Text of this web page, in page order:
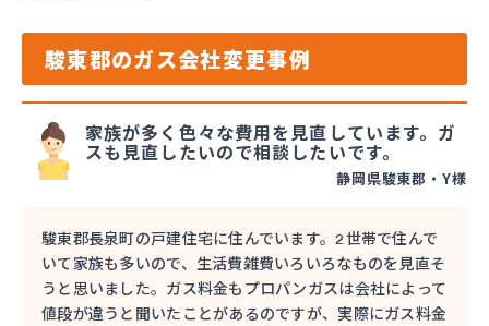
駿東郡のガス会社変更事例
家族が多く色々な費用を見直しています。ガ
スも見直したいので相談したいです。
静岡県駿東郡・Y様
駿東郡長泉町の戸建住宅に住んでいます。2世帯で住んで
いて家族も多いので、生活費雑費いろいろなものを見直そ
うと思いました。ガス料金もプロパンガスは会社によって
値段が違うと聞いたことがあるのですが、実際にガス料金